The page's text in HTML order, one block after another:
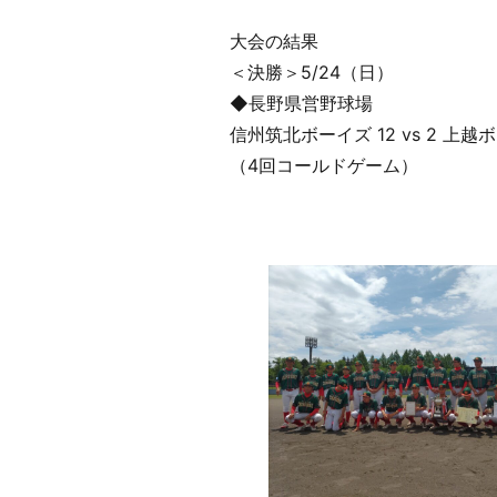
大会の結果
＜決勝＞5/24（日）
◆長野県営野球場
信州筑北ボーイズ 12 vs 2 上越
（4回コールドゲーム）